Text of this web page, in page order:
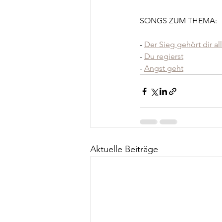
SONGS ZUM THEMA:
- Der Sieg gehört dir
- Du regierst
- Angst geht
Aktuelle Beiträge